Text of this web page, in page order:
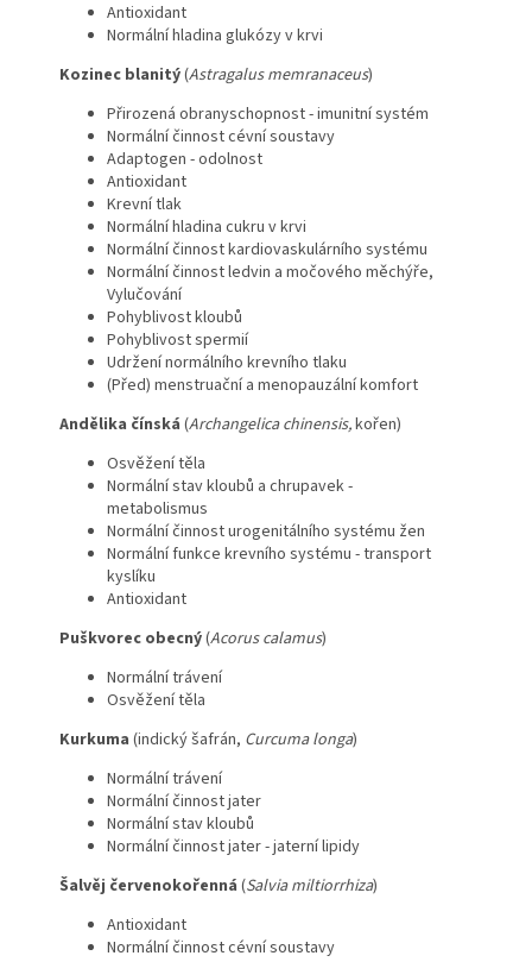
Antioxidant
Normální hladina glukózy v krvi
Kozinec blanitý(Astragalus memranaceus)
Přirozená obranyschopnost - imunitní systém
Normální činnost cévní soustavy
Adaptogen - odolnost
Antioxidant
Krevní tlak
Normální hladina cukru v krvi
Normální činnost kardiovaskulárního systému
Normální činnost ledvin a močového měchýře,
Vylučování
Pohyblivost kloubů
Pohyblivost spermií
Udržení normálního krevního tlaku
(Před) menstruační a menopauzální komfort
Andělika čínská (Archangelica chinensis,kořen)
Osvěžení těla
Normální stav kloubů a chrupavek -
metabolismus
Normální činnost urogenitálního systému žen
Normální funkce krevního systému - transport
kyslíku
Antioxidant
Puškvorec obecný(Acorus calamus)
Normální trávení
Osvěžení těla
Kurkuma (indický šafrán, Curcuma longa)
Normální trávení
Normální činnost jater
Normální stav kloubů
Normální činnost jater - jaterní lipidy
Šalvěj červenokořenná (Salvia miltiorrhiza)
Antioxidant
Normální činnost cévní soustavy